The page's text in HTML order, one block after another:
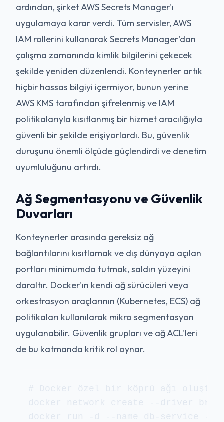
ardından, şirket AWS Secrets Manager'ı
uygulamaya karar verdi. Tüm servisler, AWS
IAM rollerini kullanarak Secrets Manager'dan
çalışma zamanında kimlik bilgilerini çekecek
şekilde yeniden düzenlendi. Konteynerler artık
hiçbir hassas bilgiyi içermiyor, bunun yerine
AWS KMS tarafından şifrelenmiş ve IAM
politikalarıyla kısıtlanmış bir hizmet aracılığıyla
güvenli bir şekilde erişiyorlardı. Bu, güvenlik
duruşunu önemli ölçüde güçlendirdi ve denetim
uyumluluğunu artırdı.
Ağ Segmentasyonu ve Güvenlik
Duvarları
Konteynerler arasında gereksiz ağ
bağlantılarını kısıtlamak ve dış dünyaya açılan
portları minimumda tutmak, saldırı yüzeyini
daraltır. Docker'ın kendi ağ sürücüleri veya
orkestrasyon araçlarının (Kubernetes, ECS) ağ
politikaları kullanılarak mikro segmentasyon
uygulanabilir. Güvenlik grupları ve ağ ACL'leri
de bu katmanda kritik rol oynar.